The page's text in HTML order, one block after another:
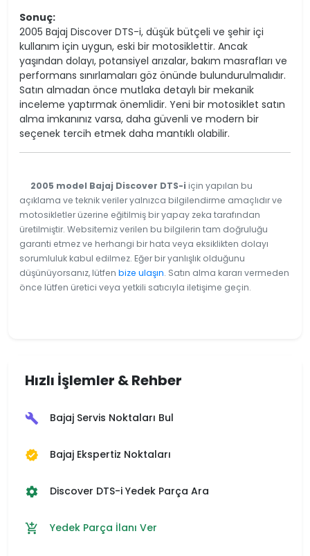
Sonuç:
2005 Bajaj Discover DTS-i, düşük bütçeli ve şehir içi
kullanım için uygun, eski bir motosiklettir. Ancak
yaşından dolayı, potansiyel arızalar, bakım masrafları ve
performans sınırlamaları göz önünde bulundurulmalıdır.
Satın almadan önce mutlaka detaylı bir mekanik
inceleme yaptırmak önemlidir. Yeni bir motosiklet satın
alma imkanınız varsa, daha güvenli ve modern bir
seçenek tercih etmek daha mantıklı olabilir.
2005 model Bajaj Discover DTS-i için yapılan bu
açıklama ve teknik veriler yalnızca bilgilendirme amaçlıdır ve
motosikletler üzerine eğitilmiş bir yapay zeka tarafından
üretilmiştir. Websitemiz verilen bu bilgilerin tam doğruluğu
garanti etmez ve herhangi bir hata veya eksiklikten dolayı
sorumluluk kabul edilmez. Eğer bir yanlışlık olduğunu
düşünüyorsanız, lütfen bize ulaşın. Satın alma kararı vermeden
önce lütfen üretici veya yetkili satıcıyla iletişime geçin.
Hızlı İşlemler & Rehber
build Bajaj Servis Noktaları Bul
verified Bajaj Ekspertiz Noktaları
settings Discover DTS-i Yedek Parça Ara
add_shopping_cart Yedek Parça İlanı Ver